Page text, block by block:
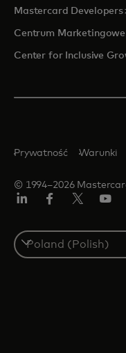
Mastercard Developers
Centrum
Center for Inclusive
© 1994–2026
Prywatność Warunki
Select
a
country